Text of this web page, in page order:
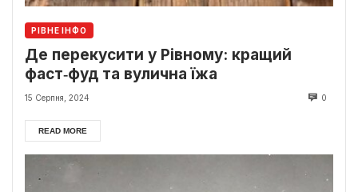
РІВНЕ ІНФО
Де перекусити у Рівному: кращий
фаст‑фуд та вулична їжа
15 Серпня, 2024 0
READ MORE